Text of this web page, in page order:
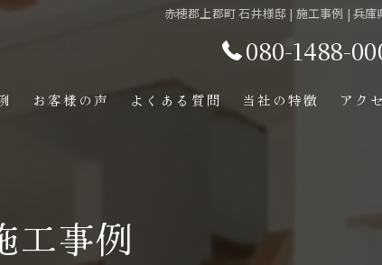
赤穂郡上郡町 石井様邸 | 施工事例 | 兵庫
080-1488-
お客様の声 よくある質問 当社の特徴 アク
工事例